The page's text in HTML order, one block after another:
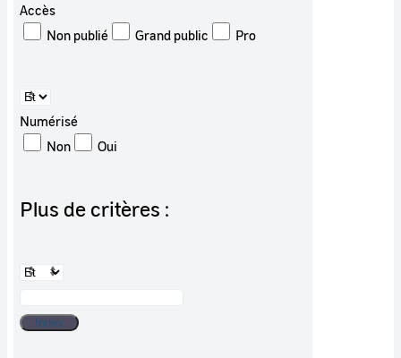
Accès
Non publié
Grand public Pro
Numérisé
Non
Oui
Plus de critères :